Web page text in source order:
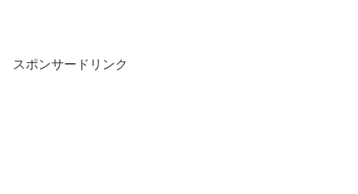
スポンサードリンク